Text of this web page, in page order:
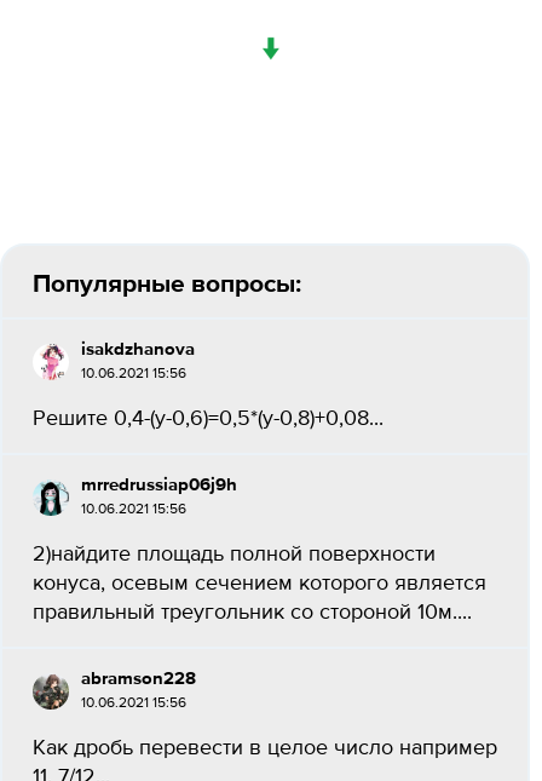
↓
Популярные вопросы:
isakdzhanova
10.06.2021 15:56
Решите 0,4-(y-0,6)=0,5*(y-0,8)+0,08...
mrredrussiap06j9h
10.06.2021 15:56
2)найдите площадь полной поверхности
конуса, осевым сечением которого является
правильный треугольник со стороной 10м....
abramson228
10.06.2021 15:56
Как дробь перевести в целое число например